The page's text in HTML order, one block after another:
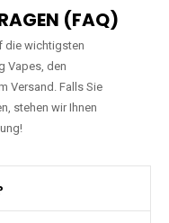
(FAQ)
die wichtigsten
Vapes, den
Versand. Falls Sie
stehen wir Ihnen